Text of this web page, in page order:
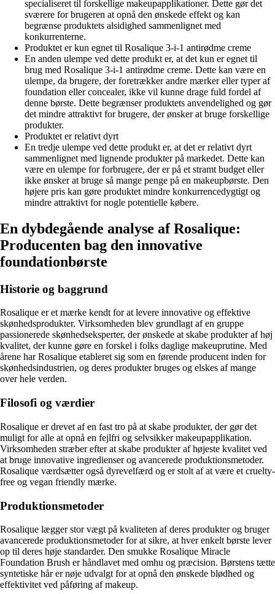
specialiseret til forskellige makeupapplikationer. Dette gør det
sværere for brugeren at opnå den ønskede effekt og kan
begrænse produktets alsidighed sammenlignet med
konkurrenterne.
Produktet er kun egnet til Rosalique 3-i-1 antirødme creme
En anden ulempe ved dette produkt er, at det kun er egnet til
brug med Rosalique 3-i-1 antirødme creme. Dette kan være en
ulempe, da brugere, der foretrækker andre mærker eller typer af
foundation eller concealer, ikke vil kunne drage fuld fordel af
denne børste. Dette begrænser produktets anvendelighed og gør
det mindre attraktivt for brugere, der ønsker at bruge forskellige
produkter.
Produktet er relativt dyrt
En tredje ulempe ved dette produkt er, at det er relativt dyrt
sammenlignet med lignende produkter på markedet. Dette kan
være en ulempe for forbrugere, der er på et stramt budget eller
ikke ønsker at bruge så mange penge på en makeupbørste. Den
højere pris kan gøre produktet mindre konkurrencedygtigt og
mindre attraktivt for nogle potentielle købere.
En dybdegående analyse af Rosalique:
Producenten bag den innovative
foundationbørste
Historie og baggrund
Rosalique er et mærke kendt for at levere innovative og effektive
skønhedsprodukter. Virksomheden blev grundlagt af en gruppe
passionerede skønhedseksperter, der ønskede at skabe produkter af høj
kvalitet, der kunne gøre en forskel i folks daglige makeuprutine. Med
årene har Rosalique etableret sig som en førende producent inden for
skønhedsindustrien, og deres produkter bruges og elskes af mange
over hele verden.
Filosofi og værdier
Rosalique er drevet af en fast tro på at skabe produkter, der gør det
muligt for alle at opnå en fejlfri og selvsikker makeupapplikation.
Virksomheden stræber efter at skabe produkter af højeste kvalitet ved
at bruge innovative ingredienser og avancerede produktionsmetoder.
Rosalique værdsætter også dyrevelfærd og er stolt af at være et cruelty-
free og vegan friendly mærke.
Produktionsmetoder
Rosalique lægger stor vægt på kvaliteten af deres produkter og bruger
avancerede produktionsmetoder for at sikre, at hver enkelt børste lever
op til deres høje standarder. Den smukke Rosalique Miracle
Foundation Brush er håndlavet med omhu og præcision. Børstens tætte
syntetiske hår er nøje udvalgt for at opnå den ønskede blødhed og
effektivitet ved påføring af makeup.